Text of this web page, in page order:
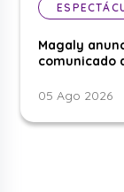
Magaly
comunicado
05 Ago 2026